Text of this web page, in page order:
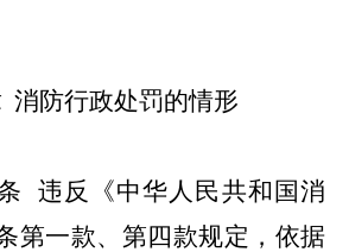
消防行政处罚的情形
违反《中华人民共和国消
第一款、第四款规定，依据